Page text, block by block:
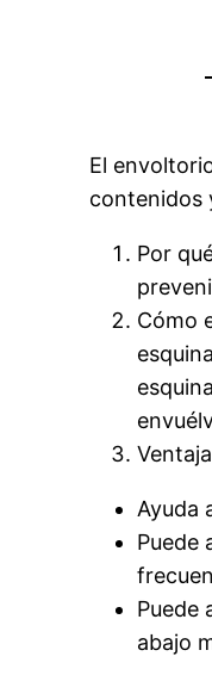
El
contenidos
Por
Cómo
Ayuda
Puede
Puede
abajo